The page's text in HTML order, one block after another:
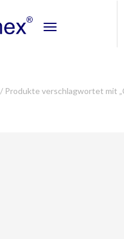
Toggle
/ Produkte verschlagwortet mit